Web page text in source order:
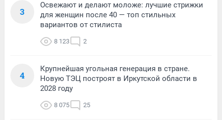
3
Освежают и делают моложе: лучшие стрижки
для женщин после 40 — топ стильных
вариантов от стилиста
8 123 2
4
Крупнейшая угольная генерация в стране.
Новую ТЭЦ построят в Иркутской области в
2028 году
8 075 25